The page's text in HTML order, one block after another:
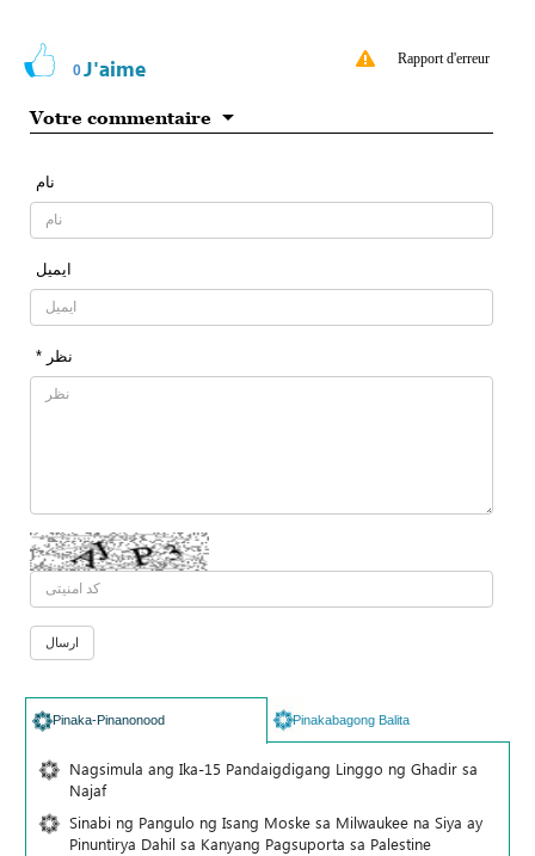
0J'aime Rapport d'erreur
Votre commentaire
نام
ایمیل
* نظر
Pinaka-Pinanonood Pinakabagong Balita
Nagsimula ang Ika-15 Pandaigdigang Linggo ng Ghadir sa
Najaf
Sinabi ng Pangulo ng Isang Moske sa Milwaukee na Siya ay
Pinuntirya Dahil sa Kanyang Pagsuporta sa Palestine